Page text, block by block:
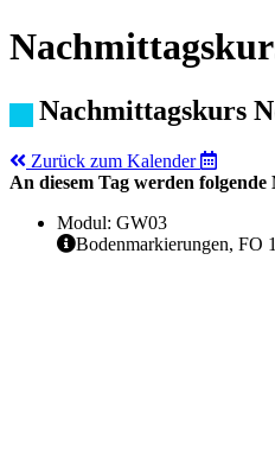
Nachmittagskurs
Zurück zum Kalender
An diesem Tag werden
Modul: GW03
Bodenmarkierungen, FO